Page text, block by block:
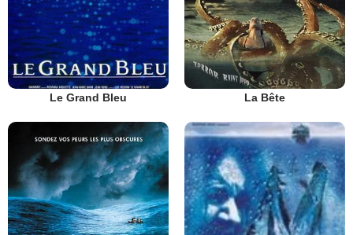
Le Grand Bleu La Bête